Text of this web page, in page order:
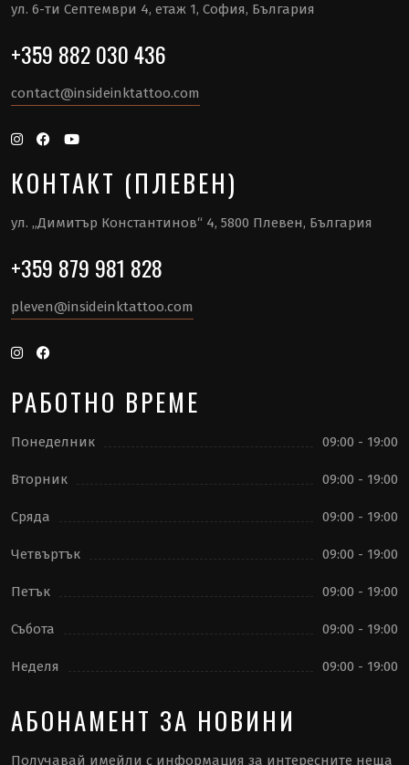
ул. 6-ти Септември 4, етаж 1, София, България
+359 882 030 436
contact@insideinktattoo.com
КОНТАКТ (ПЛЕВЕН)
ул. „Димитър Константинов“ 4, 5800 Плевен, България
+359 879 981 828
pleven@insideinktattoo.com
РАБОТНО ВРЕМЕ
Понеделник 09:00 - 19:00
Вторник 09:00 - 19:00
Сряда 09:00 - 19:00
Четвъртък 09:00 - 19:00
Петък 09:00 - 19:00
Събота 09:00 - 19:00
Неделя 09:00 - 19:00
АБОНАМЕНТ ЗА НОВИНИ
Получавай имейли с информация за интересните неща